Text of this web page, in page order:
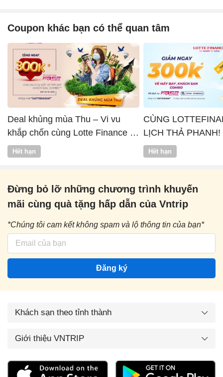
Coupon khác bạn có thể quan tâm
Deal khủng mùa Thu – Vi vu
khắp chốn cùng Lotte Finance x
Vntrip
Hết hạn
CÙNG
LỊCH THẢ PHANH!
Hết hạn
Đừng bỏ lỡ những chương trình khuyến
mãi cùng quà tặng hấp dẫn của Vntrip
*Chúng tôi cam kết không spam và lộ thông tin của bạn*
Đăng ký
Khách sạn theo tỉnh thành
Giới thiệu VNTRIP